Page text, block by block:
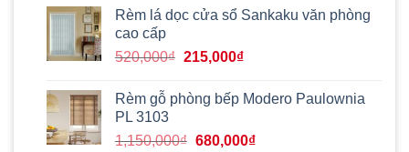
Rèm lá dọc cửa sổ Sankaku văn phòng
cao cấp
520,000₫ Giá
là:
215,000₫Giá
tại
215,000₫.
Rèm gỗ phòng bếp Modero Paulownia
PL 3103
1,150,000₫ Giá
680,000₫Giá